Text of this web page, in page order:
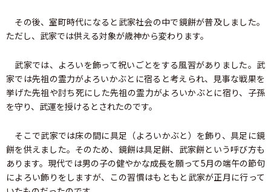
その後、室町時代になると武家社会の中で鏡餅が普及しました。
ただし、武家では供える対象が歳神から変わります。
武家では、よろいを飾って祝いごとをする風習がありました。武
家では先祖の霊力がよろいかぶとに宿ると考えられ、見事な戦果を
挙げた先祖や討ち死にした先祖の霊力がよろいかぶとに宿り、子孫
を守り、武運を授けるとされたのです。
そこで武家では床の間に具足（よろいかぶと）を飾り、具足に鏡
餅を供えました。そのため、鏡餅は具足餅、武家餅という呼び方も
あります。現代では男の子の健やかな成長を願って5月の端午の節句
によろい飾りをしますが、この習慣はもともと武家が正月に行って